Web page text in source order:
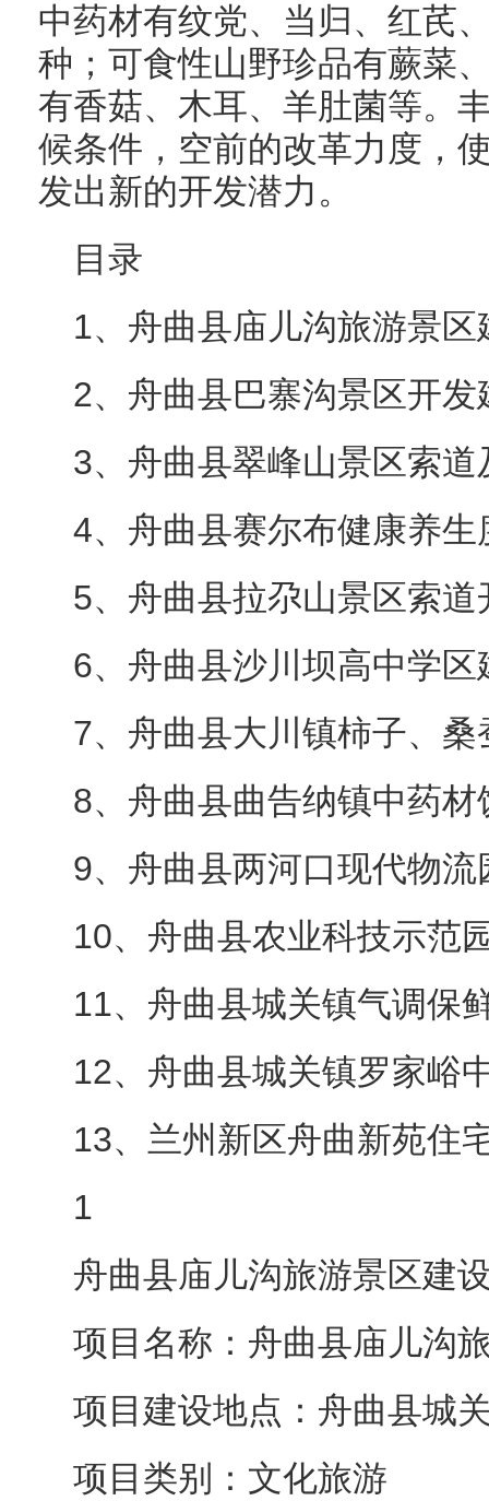
中药材有纹党、当归、红芪
种；可食性山野珍品有蕨菜
有香菇、木耳、羊肚菌等。
候条件，空前的改革力度，
发出新的开发潜力。
目录
1、舟曲县庙儿沟旅游景区
2、舟曲县巴寨沟景区开发
3、舟曲县翠峰山景区索
4、舟曲县赛尔布健康养
5、舟曲县拉尕山景区索
6、舟曲县沙川坝高中学区
7、舟曲县大川镇柿子、
8、舟曲县曲告纳镇中药
9、舟曲县两河口现代物流
10、舟曲县农业科技示范
11、舟曲县城关镇气调保
12、舟曲县城关镇罗家峪
13、兰州新区舟曲新苑住
1
舟曲县庙儿沟旅游景区建
项目名称：舟曲县庙儿沟
项目建设地点：舟曲县城
项目类别：文化旅游